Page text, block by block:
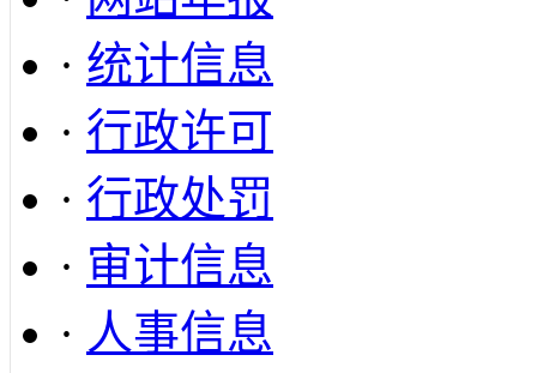
· 统计信息
· 行政许可
· 行政处罚
· 审计信息
· 人事信息